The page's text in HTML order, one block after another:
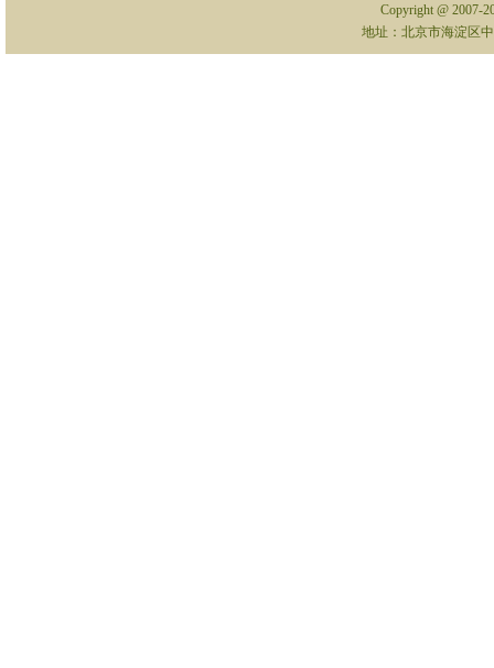
Copyright @ 2007-
地址：北京市海淀区